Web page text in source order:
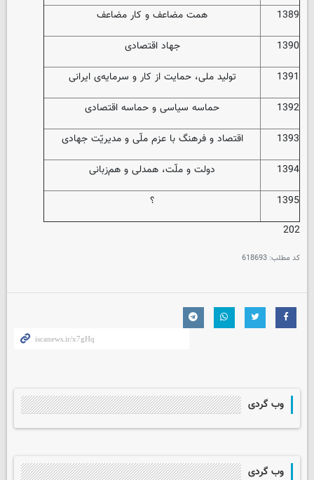
1389
همت مضاعف و کار مضاعف
1390
جهاد اقتصادی
1391
تولید ملی، حمایت از کار و سرمایه‌ی ایرانی
1392
حماسه‌ سیاسی و حماسه‌ اقتصادی
1393
اقتصاد و فرهنگ با عزم ملّی و مدیریّت جهادی
1394
دولت و ملّت، همدلی و هم‌زبانی
1395
؟
202
کد مطلب: 618693
وب گردی
وب گردی